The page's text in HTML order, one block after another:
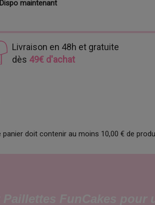
Dispo maintenant
Livraison en 48h et gratuite
dès 49€ d'achat
panier doit contenir au moins 10,00 € de